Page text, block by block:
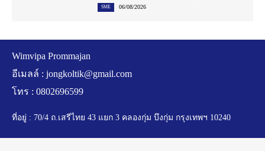
SME 06/08/2026
Wimvipa Prommajan
อีเมลล์ : jongkoltik@gmail.com
โทร : 0802696599
ที่อยู่ : 70/4 ถ.เสรีไทย 43 แยก 3 คลองกุ่ม บึงกุ่ม กรุงเทพฯ 10240